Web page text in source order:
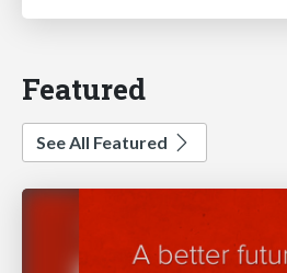
Featured
See All Featured